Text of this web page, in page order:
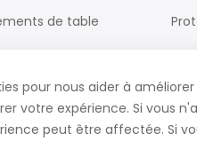
de table
de Bureau CGV
pour nous aider à
votre expérience. Si vous
peut être affectée. Si